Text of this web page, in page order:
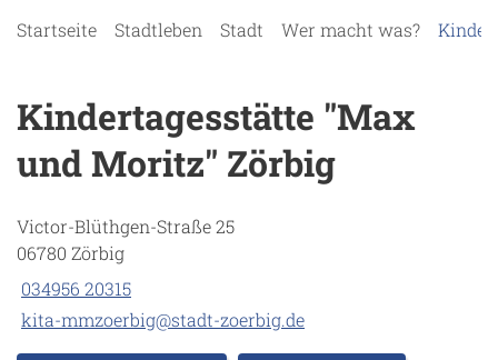
Startseite Stadtleben Stadt Wer macht was?
Kindertagesstätte "Max
und Moritz" Zörbig
Victor-Blüthgen-Straße 25
06780 Zörbig
034956 20315
kita-mmzoerbig@stadt-zoerbig.de